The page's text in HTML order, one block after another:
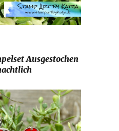
Ausgestochen